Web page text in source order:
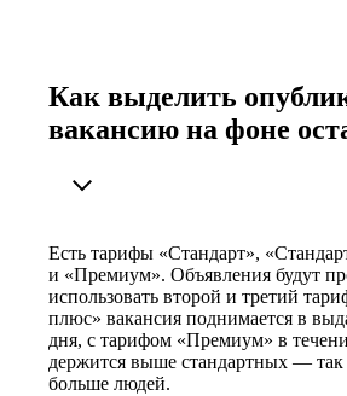
Как выделить
вакансию на фоне
Есть тарифы «Стандарт»,
и «Премиум». Объявления будут
использовать второй и третий
плюс» вакансия поднимается в
дня, с тарифом «Премиум» в
держится выше стандартных — так
больше людей.